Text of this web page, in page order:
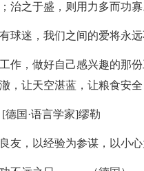
治之于盛，则用力多而功
球迷，我们之间的爱将永
作，做好自己感兴趣的那
，让天空湛蓝，让粮食安全
德国·语言学家]缪勒
友，以经验为参谋，以小心